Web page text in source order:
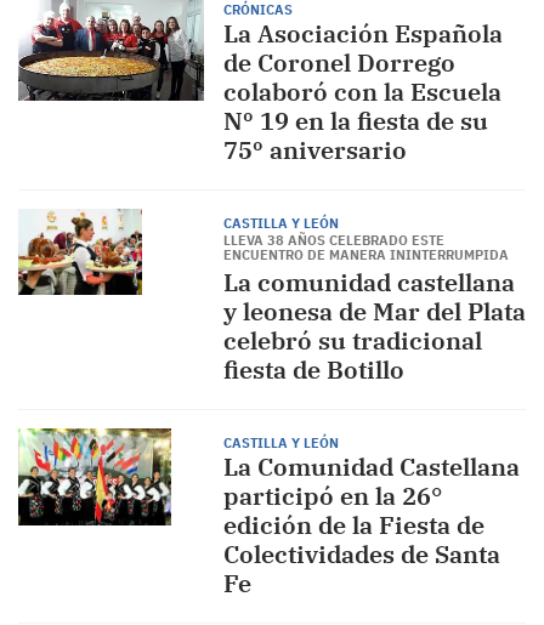
CRÓNICAS
La Asociación Española
de Coronel Dorrego
colaboró con la Escuela
Nº 19 en la fiesta de su
75º aniversario
CASTILLA Y LEÓN
LLEVA 38 AÑOS CELEBRADO ESTE
ENCUENTRO DE MANERA ININTERRUMPIDA
La comunidad castellana
y leonesa de Mar del Plata
celebró su tradicional
fiesta de Botillo
CASTILLA Y LEÓN
La Comunidad Castellana
participó en la 26°
edición de la Fiesta de
Colectividades de Santa
Fe